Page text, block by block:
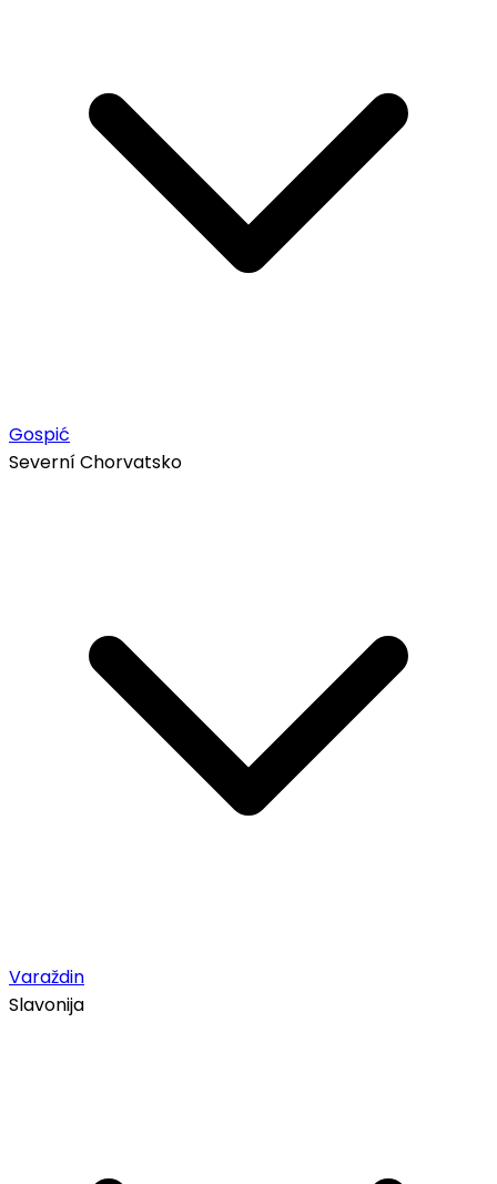
Gospić
Severní Chorvatsko
Varaždin
Slavonija